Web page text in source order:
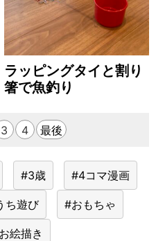
ラッピングタイと割り
箸で魚釣り
3 4 最後
#3歳 #4コマ漫画
ち遊び #おもちゃ
絵描き